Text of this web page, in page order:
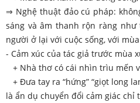
⇒ Nghệ thuật đảo cú pháp:
sáng và âm thanh rộn ràng
người ở lại với cuộc sống, với
- Cảm xúc của tác giả trước mùa
+ Nhà thơ có cái nhìn trìu mến
+ Đưa tay ra “hứng” “giọt long
là ẩn dụ chuyển đổi cảm giác chỉ